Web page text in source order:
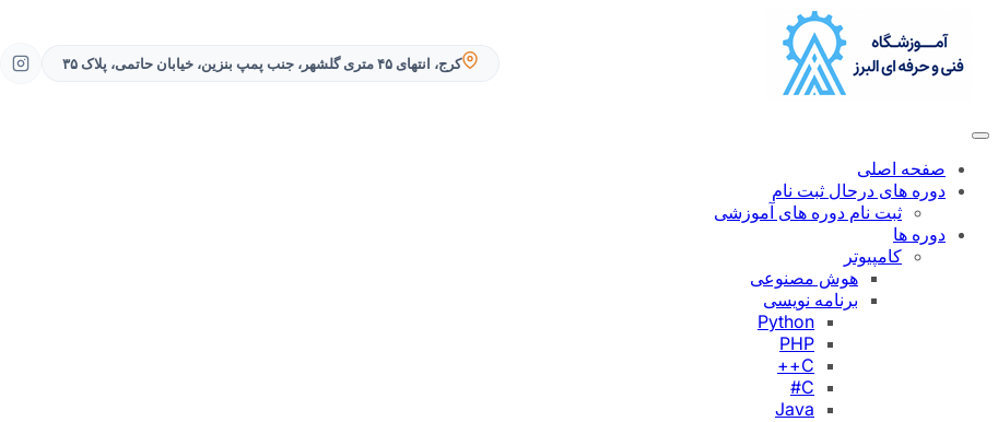
محتوا
کرج، انتهای ۴۵ متری گلشهر، جنب پمپ بنزین، خیابان حاتمی، پلاک ۳۵
صفحه اصلی
دوره های درحال ثبت نام
ثبت نام دوره های آموزشی
دوره ها
کامپیوتر
هوش مصنوعی
برنامه نویسی
Python
PHP
C++
C#
Java